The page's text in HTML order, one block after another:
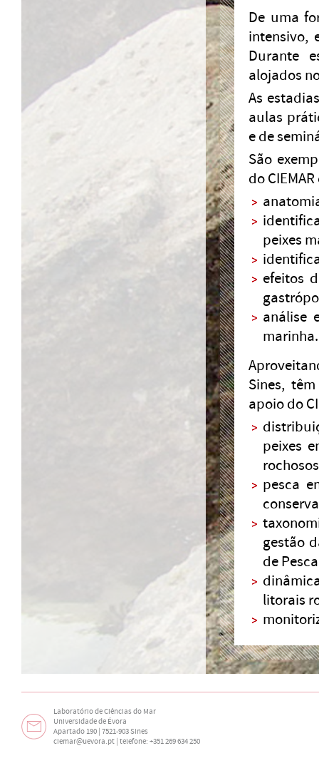
De uma
intensivo,
Durante
alojados
As
aulas
e de
São
do
peixes
efeitos
análise
marinha.
Sines,
apoio do
peixes
pesca
gestão
de
litorais
Laboratório de Ciências do Mar
Universidade de Évora
Apartado 190 | 7521-903 Sines
ciemar@uevora.pt | telefone: +351 269 634 250